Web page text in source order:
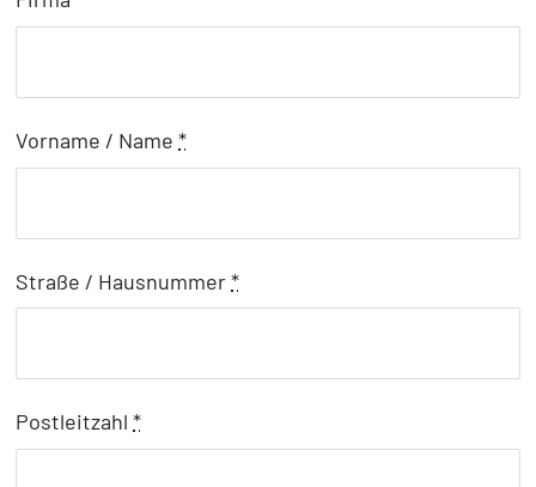
Vorname / Name*
Straße / Hausnummer*
Postleitzahl*